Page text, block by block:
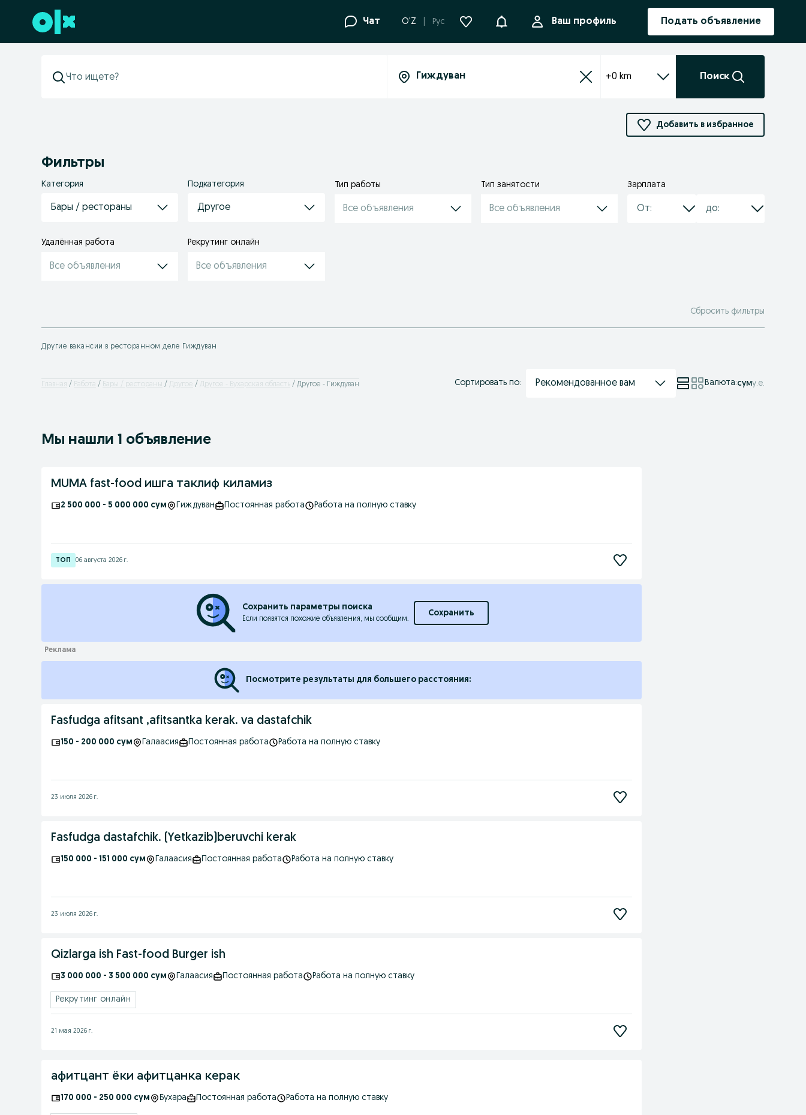
Перейти к нижнему колонтитулу Чат O'Z Рус УведомленияВаш профиль Подать объявление
+0 km Поиск
Добавить в избранное
Фильтры
Категория
Бары / рестораны
Подкатегория
Другое
Тип работы
Все объявления
Тип занятости
Все объявления
Зарплата
Удалённая работа
Все объявления
Рекрутинг онлайн
Все объявления
Сбросить фильтры
Другие вакансии в ресторанном деле Гиждуван
Главная Работа Бары / рестораны Другое Другое - Бухарская область Другое - Гиждуван Сортировать по: Рекомендованное вам Валюта:суму.е.
Мы нашли 1 объявление
MUMA fast-food ишга таклиф киламиз
2 500 000 - 5 000 000 сум Гиждуван Постоянная работа Работа на полную ставку
06 августа 2026 г.
Сохранить параметры поиска
Если появятся похожие объявления, мы сообщим.
Сохранить
Посмотрите результаты для большего расстояния:
Fasfudga afitsant ,afitsantka kerak. va dastafchik
150 - 200 000 сум Галаасия Постоянная работа Работа на полную ставку
23 июля 2026 г.
Fasfudga dastafchik. (Yetkazib)beruvchi kerak
150 000 - 151 000 сум Галаасия Постоянная работа Работа на полную ставку
23 июля 2026 г.
Qizlarga ish Fast-food Burger ish
3 000 000 - 3 500 000 сум Галаасия Постоянная работа Работа на полную ставку
Рекрутинг онлайн
21 мая 2026 г.
афитцант ёки афитцанка керак
170 000 - 250 000 сум Бухара Постоянная работа Работа на полную ставку